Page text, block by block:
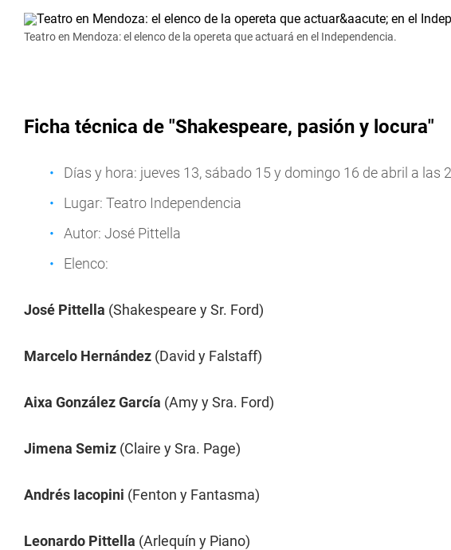
Teatro en Mendoza: el elenco de la opereta que actuará en el Independencia.
Ficha técnica de "Shakespeare, pasión y locura"
Días y hora: jueves 13, sábado 15 y domingo 16 de abril a las
Lugar: Teatro Independencia
Autor: José Pittella
Elenco:
José Pittella (Shakespeare y Sr. Ford)
Marcelo Hernández (David y Falstaff)
Aixa González García (Amy y Sra. Ford)
Jimena Semiz (Claire y Sra. Page)
Andrés Iacopini (Fenton y Fantasma)
Leonardo Pittella (Arlequín y Piano)